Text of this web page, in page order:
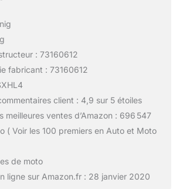
: 73160612
fabricant : 73160612
client : 4,9 sur 5 étoiles
meilleures ventes d’Amazon : 696 547
( Voir les 100 premiers en Auto et Moto
de moto
ligne sur Amazon.fr : 28 janvier 2020